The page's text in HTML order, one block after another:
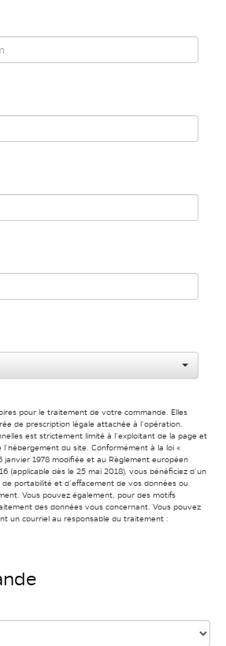
pour le traitement de votre commande. Elles
de prescription légale attachée à l’opération.
est strictement limité à l’exploitant de la page et
du site. Conformément à la loi «
1978 modifiée et au Règlement européen
(applicable dès le 25 mai 2018), vous bénéficiez d’un
portabilité et d’effacement de vos données ou
Vous pouvez également, pour des motifs
des données vous concernant. Vous pouvez
un courriel au responsable du traitement :